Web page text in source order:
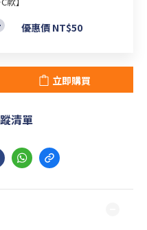
優惠價 NT$50
立即購買
清單